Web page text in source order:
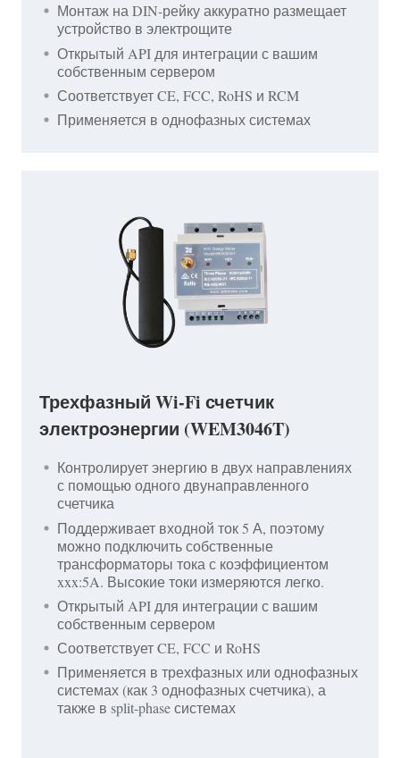
Монтаж на DIN-рейку аккуратно размещает
устройство в электрощите
Открытый API для интеграции с вашим
собственным сервером
Соответствует CE, FCC, RoHS и RCM
Применяется в однофазных системах
Трехфазный Wi-Fi счетчик
электроэнергии (WEM3046T)
Контролирует энергию в двух направлениях
с помощью одного двунаправленного
счетчика
Поддерживает входной ток 5 А, поэтому
можно подключить собственные
трансформаторы тока с коэффициентом
xxx:5A. Высокие токи измеряются легко.
Открытый API для интеграции с вашим
собственным сервером
Соответствует CE, FCC и RoHS
Применяется в трехфазных или однофазных
системах (как 3 однофазных счетчика), а
также в split-phase системах